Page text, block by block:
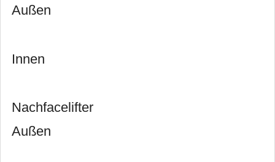
Außen
Innen
Nachfacelifter
Außen